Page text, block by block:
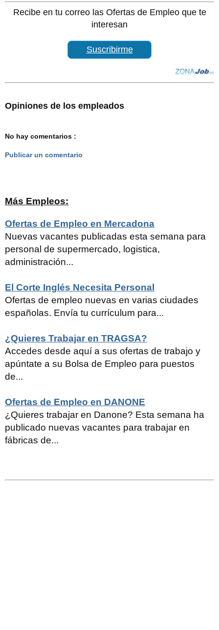
Recibe en tu correo las Ofertas de Empleo que te
interesan
Suscribirme
Opiniones de los empleados
No hay comentarios :
Publicar un comentario
Más Empleos:
Ofertas de Empleo en Mercadona
Nuevas vacantes publicadas esta semana para
personal de supermercado, logistica,
administración...
El Corte Inglés Necesita Personal
Ofertas de empleo nuevas en varias ciudades
españolas. Envía tu currículum para...
¿Quieres Trabajar en TRAGSA?
Accedes desde aquí a sus ofertas de trabajo y
apúntate a su Bolsa de Empleo para puestos
de...
Ofertas de Empleo en DANONE
¿Quieres trabajar en Danone? Esta semana ha
publicado nuevas vacantes para trabajar en
fábricas de...